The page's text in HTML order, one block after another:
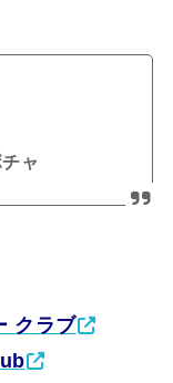
ャ
クラブ